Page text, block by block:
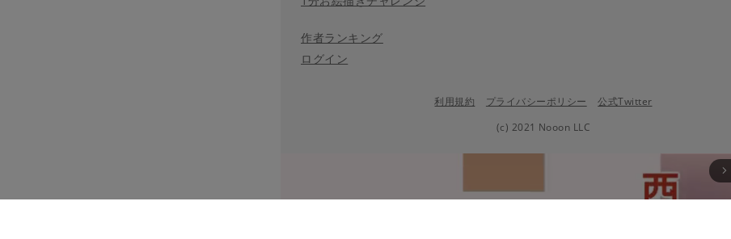
作者ランキング
ログイン
利用規約 プライバシーポリシー
公式Twitter
(c) 2021 Nooon LLC
arrow_forward_ios